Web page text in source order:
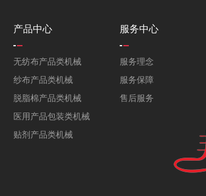
产品中心
无纺布产品类机械
纱布产品类机械
脱脂棉产品类机械
医用产品包装类机械
贴剂产品类机械
服务中心
服务理念
服务保障
售后服务